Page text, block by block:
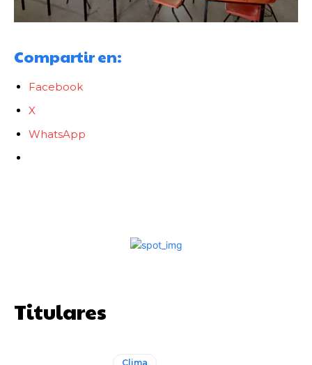
Compartir en:
Facebook
X
WhatsApp
Titulares
Clima